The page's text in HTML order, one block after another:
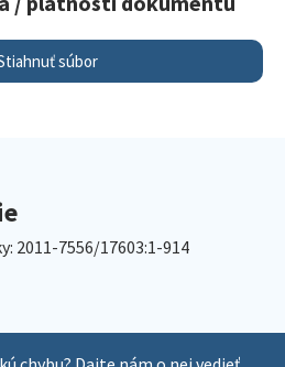
súbor
2011-7556/17603:1-914